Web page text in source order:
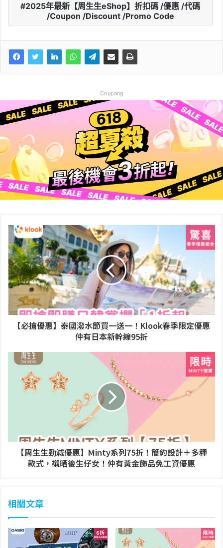
2025年最新【周生生eShop】折扣碼 /優惠 /代碼
/Coupon /Discount /Promo Code
Coupang
【必搶優惠】泰國潑水節買一送一！Klook春季限定優惠
仲有日本新幹線95折
【周生生勁減優惠】Minty系列75折！簡約設計＋多種
款式，襯晒後生仔女！仲有黃金飾品免工資優惠
相關文章